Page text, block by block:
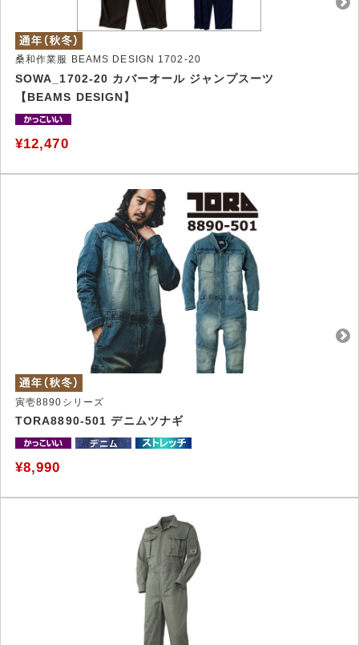
桑和作業服 BEAMS DESIGN 1702-20
SOWA_1702-20 カバーオール ジャンプスーツ
【BEAMS DESIGN】
¥12,470
寅壱8890シリーズ
TORA8890-501 デニムツナギ
¥8,990